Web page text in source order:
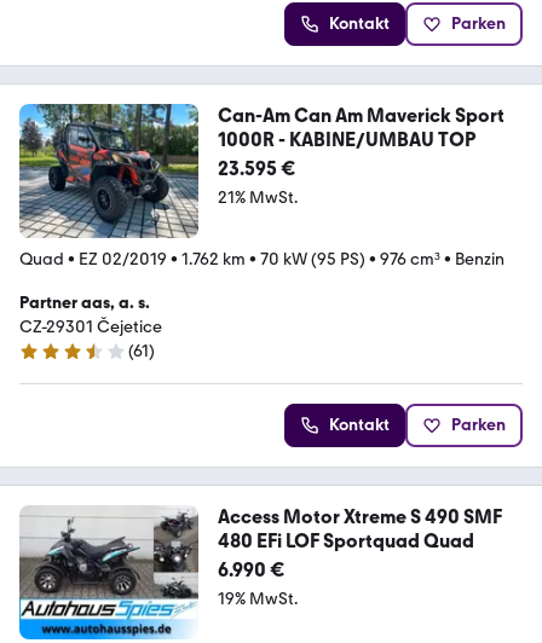
Kontakt Parken
Can-Am Can Am Maverick Sport
1000R - KABINE/UMBAU TOP
23.595 €
21% MwSt.
Quad • EZ 02/2019 • 1.762 km • 70 kW (95 PS) • 976 cm³• Benzin
Partner aas, a. s.
CZ-29301 Čejetice
3.7 Sterne
(61)
Kontakt Parken
Access Motor Xtreme S 490 SMF
480 EFi LOF Sportquad Quad
6.990 €
19% MwSt.